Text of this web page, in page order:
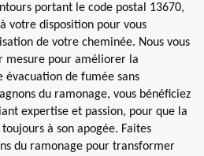
portant le code postal 13670,
votre disposition pour vous
de votre cheminée. Nous vous
mesure pour améliorer la
de fumée sans
du ramonage, vous bénéficiez
expertise et passion, pour que la
à son apogée. Faites
du ramonage pour transformer